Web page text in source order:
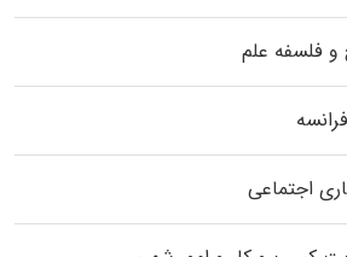
و فلسفه علم
اجتماعی